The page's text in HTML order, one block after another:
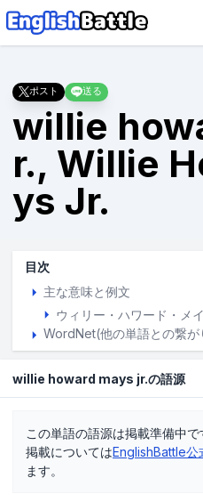
ポスト 送る
willie
r., Willie
ys Jr.
目次
主な意味と例文
ウィリー・ハワード・メ
WordNet(他の単語との繋が
willie howard mays jr.の語源
この単語の語源は掲載準備中で
掲載についてはEnglishBattle公
ます。